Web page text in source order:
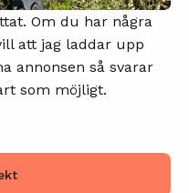
Om du har några
att jag laddar upp
annonsen så svarar
som möjligt.